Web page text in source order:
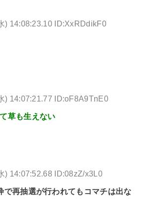
) 14:08:23.10 ID:XxRDdikF0
) 14:07:21.77 ID:oF8A9TnE0
草も生えない
) 14:07:52.68 ID:08zZ/x3L0
で再抽選が行われてもコマチは出な